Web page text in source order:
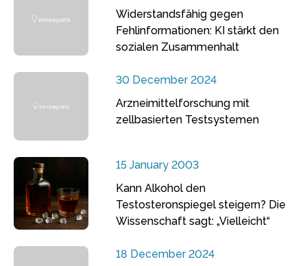
Widerstandsfähig gegen
Fehlinformationen: KI stärkt den
sozialen Zusammenhalt
30 December 2024
Arzneimittelforschung mit
zellbasierten Testsystemen
15 January 2003
Kann Alkohol den
Testosteronspiegel steigern? Die
Wissenschaft sagt: „Vielleicht“
18 December 2024